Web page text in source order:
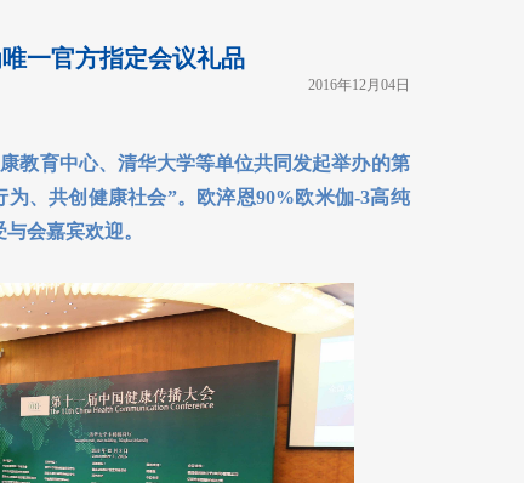
一官方指定会议礼品
2016年12月04日
育中心、清华大学等单位共同发起举办的第
、共创健康社会”。欧淬恩90%欧米伽-3高纯
会嘉宾欢迎。